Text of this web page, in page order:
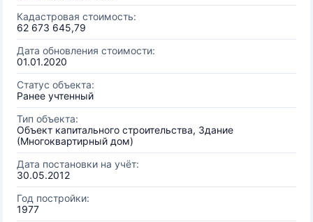
Кадастровая стоимость:
62 673 645,79
Дата обновления стоимости:
01.01.2020
Статус объекта:
Ранее учтенный
Тип объекта:
Объект капитального строительства, Здание
(Многоквартирный дом)
Дата постановки на учёт:
30.05.2012
Год постройки:
1977